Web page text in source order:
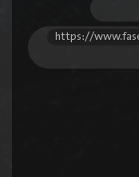
الحلقة 15
https://